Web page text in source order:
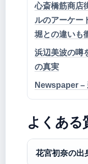
心斎橋筋商店
ルのアーケー
堀との違いも
浜辺美波の噂
の真実
Newspaper –
よくある
花宮初奈の出